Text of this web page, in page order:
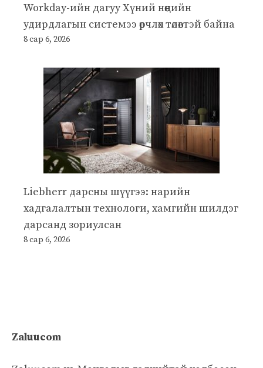
Workday-ийн дагуу Хүний нөөцийн
удирдлагын системээ өөрчлөх төлөвтэй байна
8 сар 6, 2026
Liebherr дарсны шүүгээ: нарийн
хадгалалтын технологи, хамгийн шилдэг
дарсанд зориулсан
8 сар 6, 2026
Zaluucom